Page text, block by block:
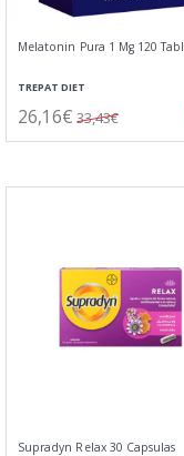
Melatonin Pura 1 Mg 120
TREPAT DIET
26,16€ 33,43€
Supradyn Relax 30 Capsulas